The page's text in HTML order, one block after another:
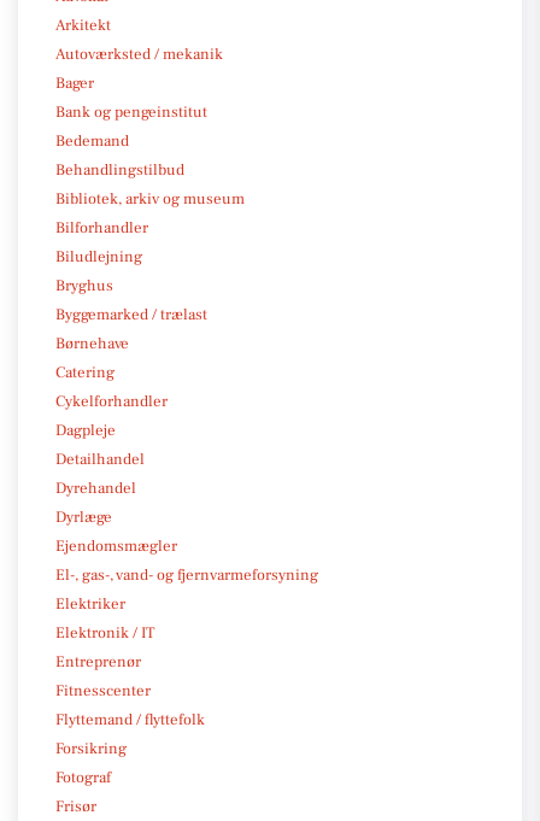
Arkitekt
Autoværksted / mekanik
Bager
Bank og pengeinstitut
Bedemand
Behandlingstilbud
Bibliotek, arkiv og museum
Bilforhandler
Biludlejning
Bryghus
Byggemarked / trælast
Børnehave
Catering
Cykelforhandler
Dagpleje
Detailhandel
Dyrehandel
Dyrlæge
Ejendomsmægler
El-, gas-, vand- og fjernvarmeforsyning
Elektriker
Elektronik / IT
Entreprenør
Fitnesscenter
Flyttemand / flyttefolk
Forsikring
Fotograf
Frisør